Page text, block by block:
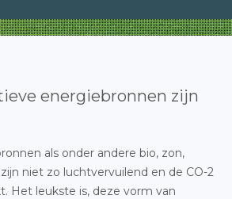
energiebronnen zijn
als onder andere bio, zon,
niet zo luchtvervuilend en de CO-2
Het leukste is, deze vorm van